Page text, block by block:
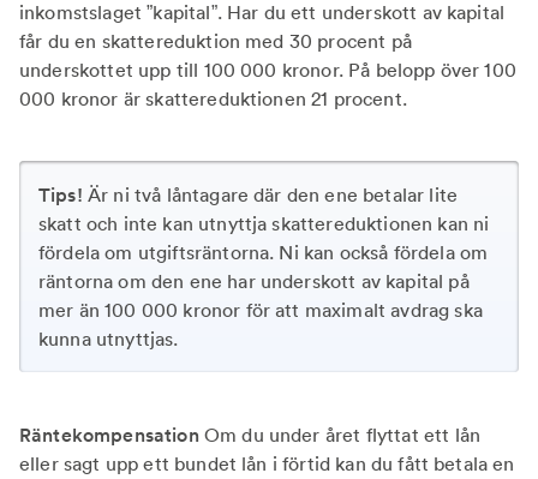
inkomstslaget ”kapital”. Har du ett underskott av kapital
får du en skattereduktion med 30 procent på
underskottet upp till 100 000 kronor. På belopp över 100
000 kronor är skattereduktionen 21 procent.
Tips! Är ni två låntagare där den ene betalar lite
skatt och inte kan utnyttja skattereduktionen kan ni
fördela om utgiftsräntorna. Ni kan också fördela om
räntorna om den ene har underskott av kapital på
mer än 100 000 kronor för att maximalt avdrag ska
kunna utnyttjas.
Räntekompensation Om du under året flyttat ett lån
eller sagt upp ett bundet lån i förtid kan du fått betala en